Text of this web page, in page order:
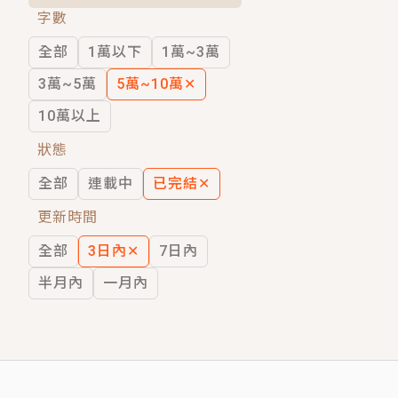
穿越｜《穿越遠古後成了野人娘子》你
字數
全部
1萬以下
1萬~3萬
3萬~5萬
5萬~10萬 ✕
10萬以上
狀態
全部
連載中 已完結✕
更新時間
全部
3日內 ✕
7日內
半月內
一月內